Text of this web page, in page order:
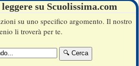
su Scuolissima.com
su uno specifico argomento. Il nostro
li troverà per te.